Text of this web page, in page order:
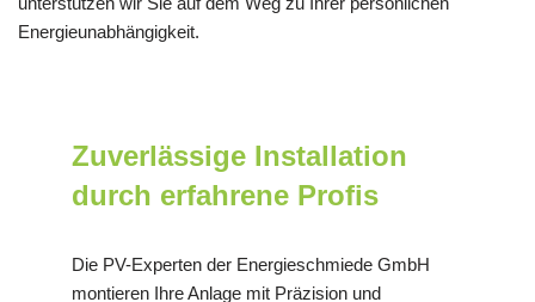
Energieunabhängigkeit.
Zuverlässige Installation
durch erfahrene Profis
Die PV-Experten der Energieschmiede GmbH
montieren Ihre Anlage mit Präzision und